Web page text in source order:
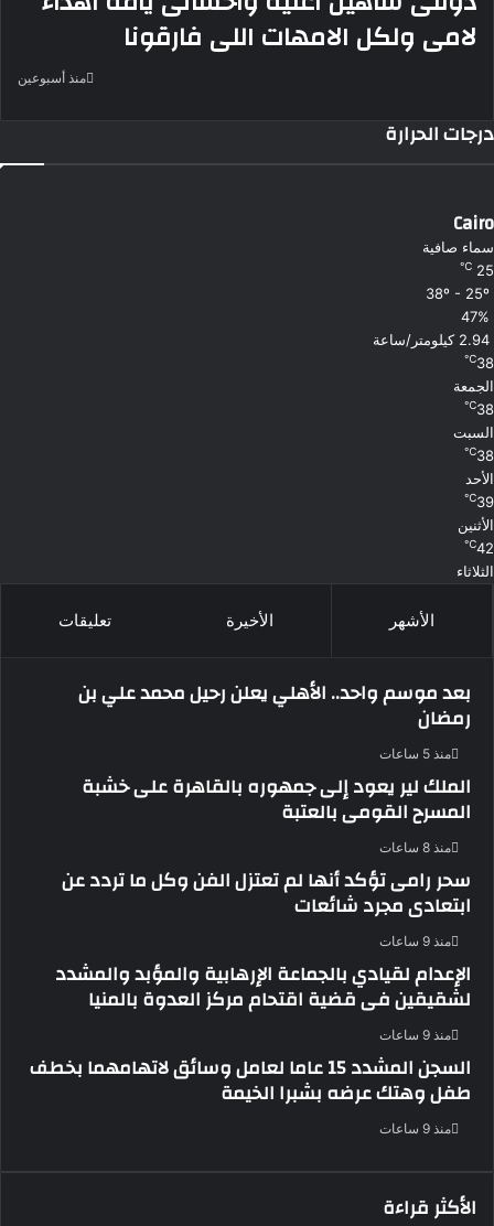
لامى ولكل الامهات اللى فارقونا
منذ أسبوعين
درجات الحرارة
Cairo
سماء صافية
25
℃
47%
2.94 كيلومتر/ساعة
38
℃
الجمعة
38
℃
السبت
38
℃
الأحد
39
℃
الأثنين
42
℃
الثلاثاء
الأشهر الأخيرة تعليقات
بعد موسم واحد.. الأهلي يعلن رحيل محمد علي بن
رمضان
منذ 5 ساعات
الملك لير يعود إلى جمهوره بالقاهرة على خشبة
المسرح القومى بالعتبة
منذ 8 ساعات
سحر رامى تؤكد أنها لم تعتزل الفن وكل ما تردد عن
ابتعادى مجرد شائعات
منذ 9 ساعات
الإعدام لقيادي بالجماعة الإرهابية والمؤبد والمشدد
لشقيقين فى قضية اقتحام مركز العدوة بالمنيا
منذ 9 ساعات
السجن المشدد 15 عاما لعامل وسائق لاتهامهما بخطف
طفل وهتك عرضه بشبرا الخيمة
منذ 9 ساعات
الأكثر قراءة